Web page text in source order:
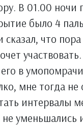
В 01.00 ночи
было 4
сказал, что
в
мне тогда не
интервалы
уменьшались